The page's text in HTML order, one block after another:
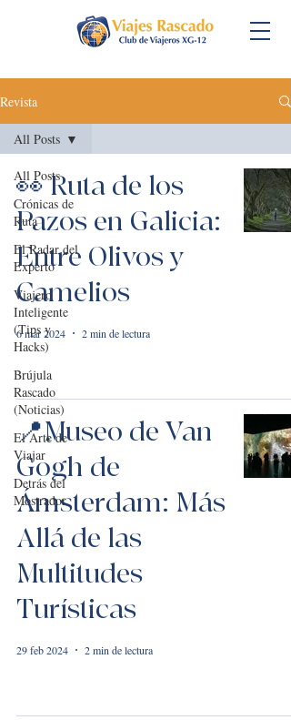
Revista
All Posts
Crónicas de
Ruta
El Radar del
Experto
Viajero
Inteligente
(Tips y
Hacks)
Brújula
Rascado
(Noticias)
El Arte de
Viajar
Detrás del
Mostrador
All Posts
👀 Ruta de los
Pazos en Galicia:
Entre Olivos y
Camelios
6 mar 2024 2 min de lectura
📍Museo de Van
Gogh de
Ámsterdam: Más
Allá de las
Multitudes
Turísticas
29 feb 2024 2 min de lectura